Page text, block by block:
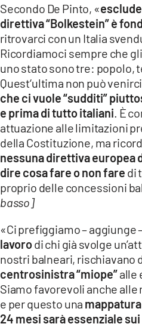
Secondo De Pinto, «
direttiva “Bolkestein” è
ritrovarci con un Italia
Ricordiamoci sempre che
uno stato sono tre: popolo,
Quest‘ultima non può
che ci vuole “sudditi”
e prima di tutto italiani . È
attuazione alle limitazioni
della Costituzione, ma
nessuna direttiva europea
dire cosa fare o non fare di
proprio delle concessioni
basso]
«Ci prefiggiamo – aggiunge
lavorodi chi già svolge
nostri balneari, rischiavano
centrosinistra “miope”alle
Siamo favorevoli anche
e per questo una
24 mesi sarà essenziale